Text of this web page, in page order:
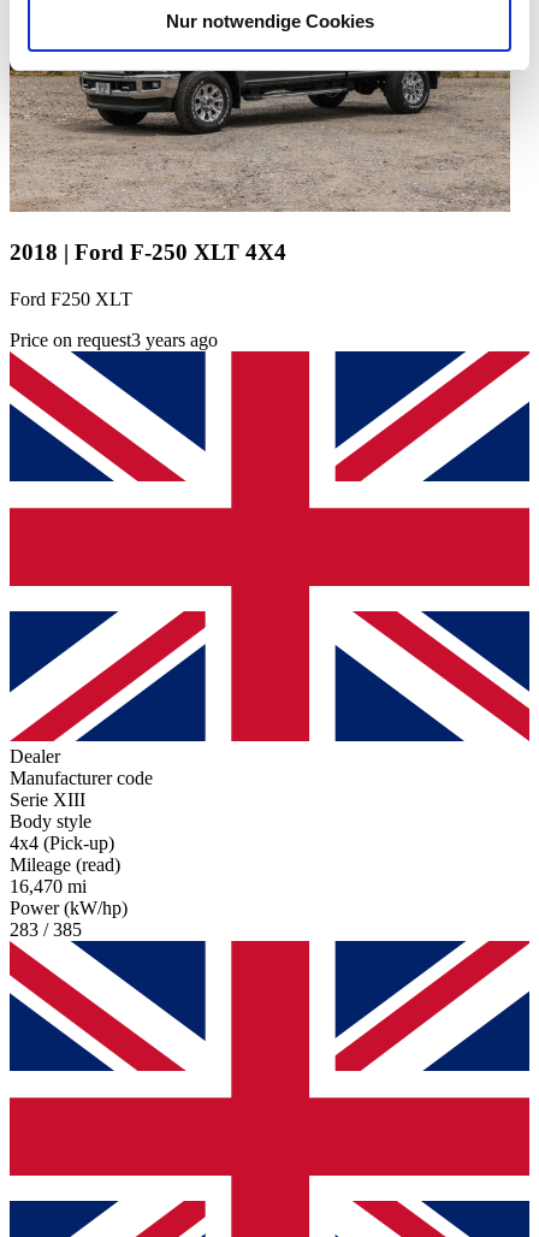
Verwendung unserer Website an unsere Partner für
soziale Medien, Werbung und Analysen weiter. Unsere
Partner führen diese Informationen möglicherweise mit
weiteren Daten zusammen, die Sie ihnen bereitgestellt
haben oder die sie im Rahmen Ihrer Nutzung der Dienste
gesammelt haben.Datenschutzerklärung
Nur notwendige Cookies
2018 | Ford F-250 XLT 4X4
Ford F250 XLT
Price on request3 years ago
Dealer
Manufacturer code
Serie XIII
Body style
4x4 (Pick-up)
Mileage (read)
16,470 mi
Power (kW/hp)
283 / 385